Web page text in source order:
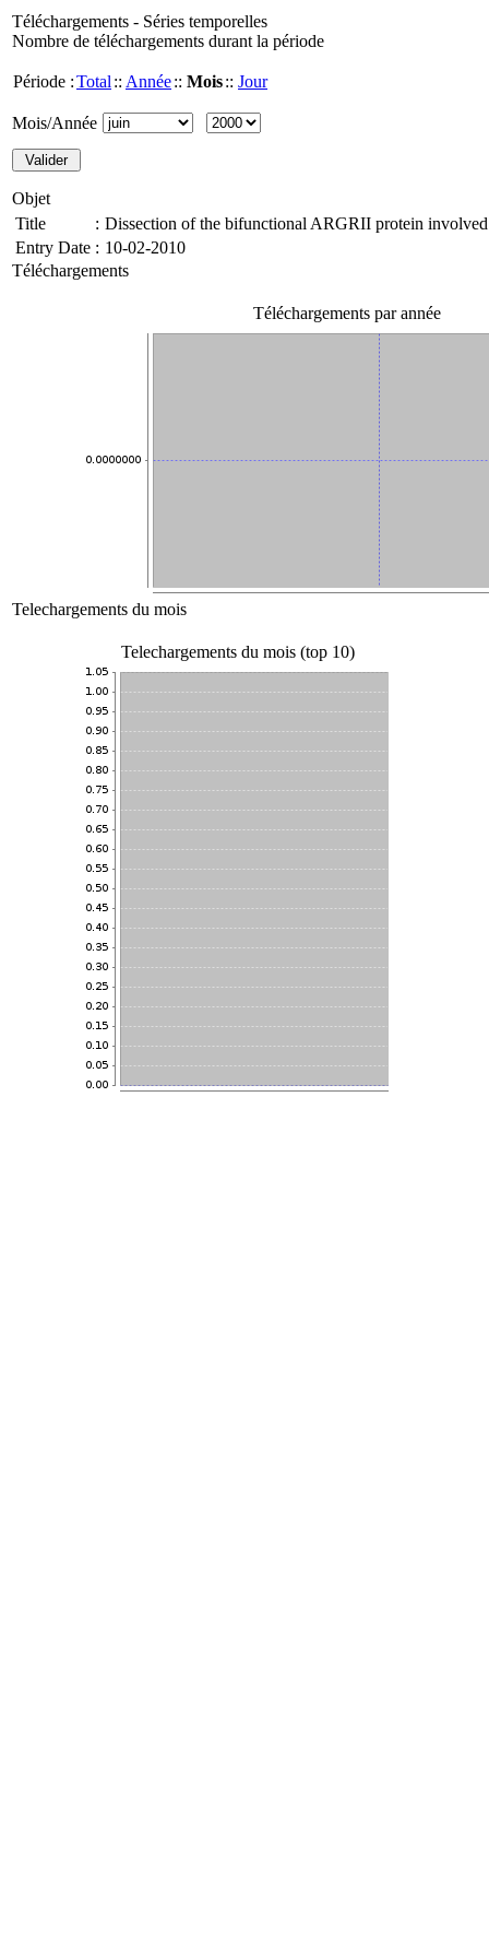
Téléchargements - Séries temporelles
Nombre de téléchargements durant la période
Période :Total :: Année:: Mois:: Jour
Mois/Année
Objet
Title
: Dissection of the bifunctional ARGRII protein
Entry Date : 10-02-2010
Téléchargements
Téléchargements par année
Telechargements du mois
Telechargements du mois (top 10)